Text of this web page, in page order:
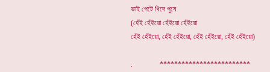
ভাই পেটে খিদে পুষে
(হেঁই হেঁইয়ো হেঁইয়ো হেঁইয়ো
হেঁই হেঁইয়ো, হেঁই হেঁইয়ো, হেঁই হেঁইয়ো, হেঁই হেঁইয়ো)
.